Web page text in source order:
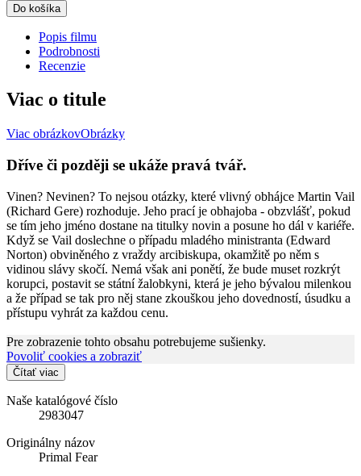
Do košíka
Popis filmu
Podrobnosti
Recenzie
Viac o titule
Viac obrázkovObrázky
Dříve či později se ukáže pravá tvář.
Vinen? Nevinen? To nejsou otázky, které vlivný obhájce Martin Vail
(Richard Gere) rozhoduje. Jeho prací je obhajoba - obzvlášť, pokud
se tím jeho jméno dostane na titulky novin a posune ho dál v kariéře.
Když se Vail doslechne o případu mladého ministranta (Edward
Norton) obviněného z vraždy arcibiskupa, okamžitě po něm s
vidinou slávy skočí. Nemá však ani ponětí, že bude muset rozkrýt
korupci, postavit se státní žalobkyni, která je jeho bývalou milenkou
a že případ se tak pro něj stane zkouškou jeho dovedností, úsudku a
přístupu vyhrát za každou cenu.
Pre zobrazenie tohto obsahu potrebujeme sušienky.
Povoliť cookies a zobraziť
Čítať viac
Naše katalógové číslo
2983047
Originálny názov
Primal Fear